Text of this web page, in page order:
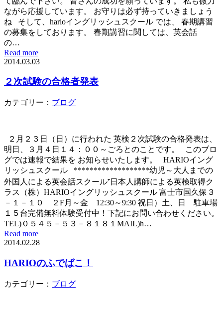
ながら応援しています。 お守りは必ず持っていきましょう
ね そして、harioイングリッシュスクール では、 春期講習
の募集をしております。 春期講習に関しては、英会話
の…
Read more
2014.03.03
２次試験の合格者発表
カテゴリー： ブログ
２月２３日（日）に行われた 英検２次試験の合格発表は、
明日、３月４日１４：００～ごろとのことです。 このブロ
グでは速報で結果を お知らせいたします。 HARIOイング
リッシュスクール *******************幼児～大人までの
外国人による英会話スクール⁺日本人講師による英検取得ク
ラス（株）HARIOイングリッシュスクール 富士市国久保３
－１－１０ ２F月～金 12:30～9:30 祝日）土、日 駐車場
１５台完備無料体験受付中！下記にお問い合わせください。
TEL)０５４５－５３－８１８１MAIL)h…
Read more
2014.02.28
HARIOのふでばこ！
カテゴリー： ブログ